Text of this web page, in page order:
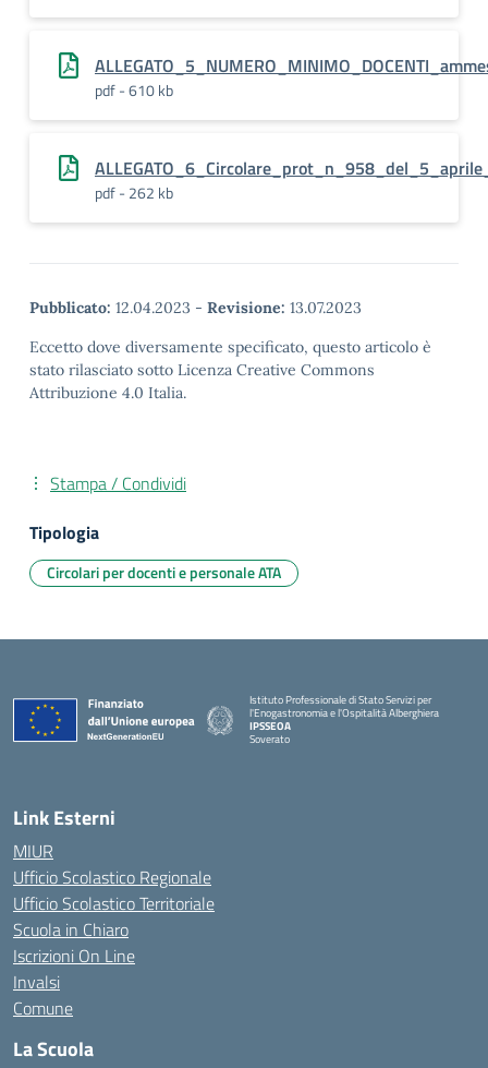
pdf - 610 kb
pdf - 262 kb
Pubblicato: 12.04.2023 - Revisione: 13.07.2023
Eccetto dove diversamente specificato, questo articolo è
stato rilasciato sotto Licenza Creative Commons
Attribuzione 4.0 Italia.
Stampa / Condividi
Tipologia
Circolari per docenti e personale ATA
Istituto Professionale di Stato Servizi per
l'Enogastronomia e l'Ospitalità Alberghiera
IPSSEOA
Soverato
Link Esterni
MIUR
Ufficio Scolastico Regionale
Ufficio Scolastico Territoriale
Scuola in Chiaro
Iscrizioni On Line
Invalsi
Comune
La Scuola